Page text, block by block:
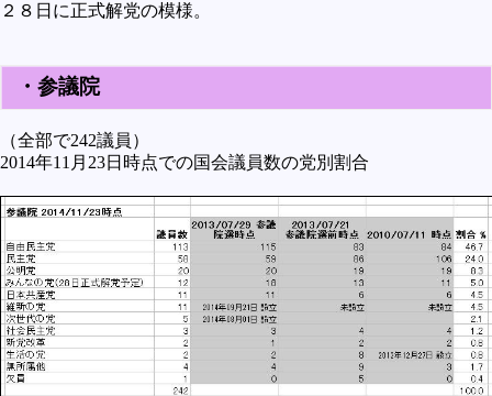
２８日に正式解党の模様。
・参議院
（全部で242議員）
2014年11月23日時点での国会議員数の党別割合